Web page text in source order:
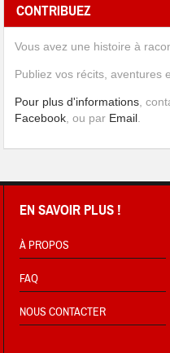
CONTRIBUEZ
Vous avez une histoire à
Publiez vos récits, aventures
Pour plus d'informations ,
Facebook , ou par Email
EN SAVOIR PLUS !
À PROPOS
FAQ
NOUS CONTACTER